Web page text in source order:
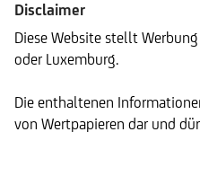
Disclaimer
Diese Website stellt
oder Luxemburg.
Die enthaltenen
von Wertpapieren dar und